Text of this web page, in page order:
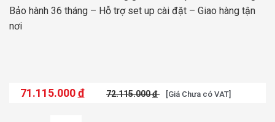
Bảo hành 36 tháng – Hỗ trợ set up cài đặt – Giao hàng tận
nơi
71.115.000đ 72.115.000đ [Giá Chưa có VAT]